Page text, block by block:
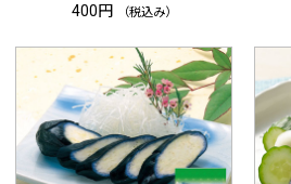
400円
（税込み）